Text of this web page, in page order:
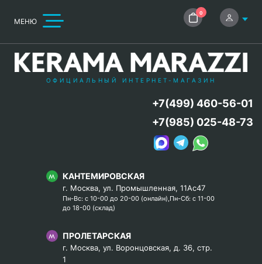
МЕНЮ
0
ОФИЦИАЛЬНЫЙ ИНТЕРНЕТ-МАГАЗИН
КАНТЕМИРОВСКАЯ
г. Москва, ул. Промышленная, 11Ас47
Пн-Вс: с 10-00 до 20-00 (онлайн),Пн-Сб: с 11-00
до 18-00 (склад)
ПРОЛЕТАРСКАЯ
г. Москва, ул. Воронцовская, д. 36, стр.
1
+7(499) 460-56-01
+7(985) 025-48-73